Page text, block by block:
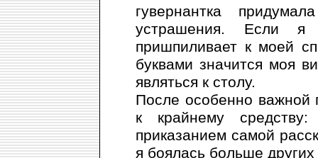
гувернантка
устрашения. Если я
пришпиливает к моей
буквами значится моя
являться к столу.
После особенно важной
к крайнему
приказанием самой
я боялась больше